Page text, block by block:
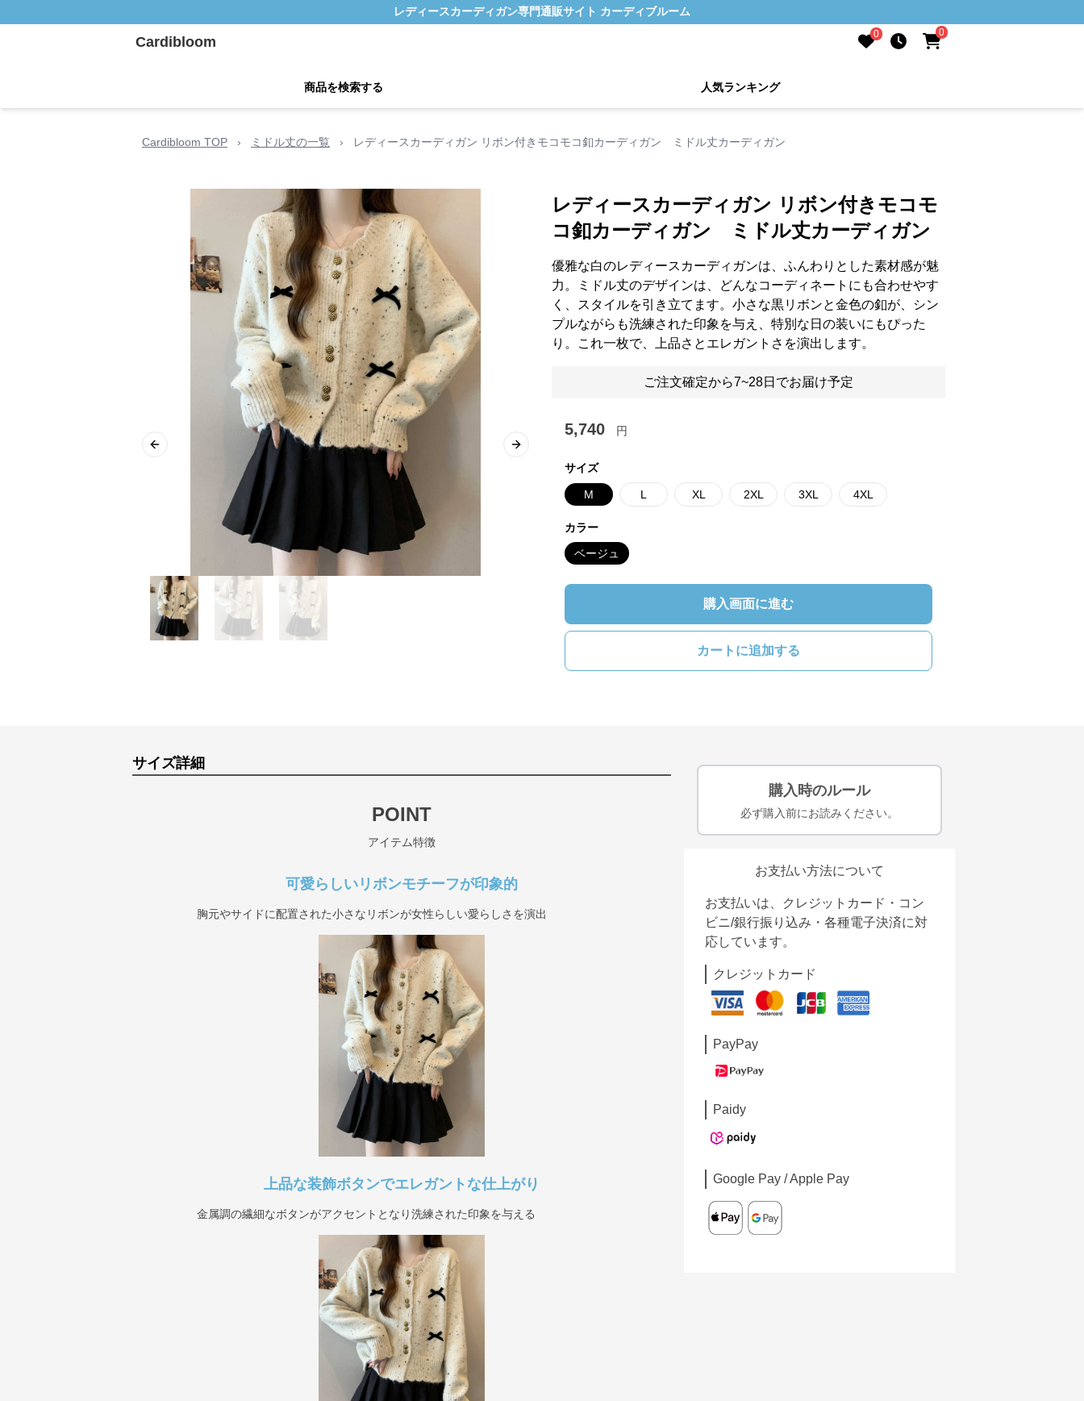
レディースカーディガン専門通販サイト カーディブルーム
Cardibloom 0 0
商品を検索する 人気ランキング
Cardibloom TOP › ミドル丈の一覧 › レディースカーディガン リボン付きモコモコ釦カーディガン ミドル丈カーディガン
Previous slide Next slide
レディースカーディガン リボン付きモコモ
コ釦カーディガン ミドル丈カーディガン
優雅な白のレディースカーディガンは、ふんわりとした素材感が魅
力。ミドル丈のデザインは、どんなコーディネートにも合わせやす
く、スタイルを引き立てます。小さな黒リボンと金色の釦が、シン
プルながらも洗練された印象を与え、特別な日の装いにもぴった
り。これ一枚で、上品さとエレガントさを演出します。
ご注文確定から7~28日でお届け予定
5,740 円
サイズ
M L XL 2XL 3XL 4XL
カラー
ベージュ
購入画面に進む
カートに追加する
サイズ詳細
POINT
アイテム特徴
可愛らしいリボンモチーフが印象的
胸元やサイドに配置された小さなリボンが女性らしい愛らしさを演出
上品な装飾ボタンでエレガントな仕上がり
金属調の繊細なボタンがアクセントとなり洗練された印象を与える
購入時のルール
必ず購入前にお読みください。
お支払い方法について
お支払いは、クレジットカード・コン
ビニ/銀行振り込み・各種電子決済に対
応しています。
クレジットカード
PayPay
Paidy
Google Pay / Apple Pay